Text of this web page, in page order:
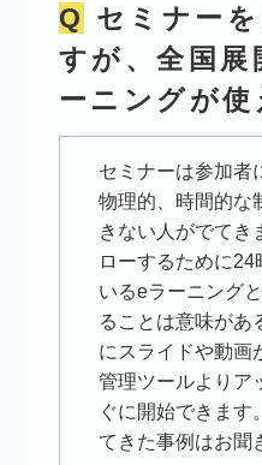
Q セミナー
すが、全国展
ーニングが使
セミナーは参加者
物理的、時間的な
きない人がでてき
ローするために
いるeラーニング
ることは意味があ
にスライドや動画
管理ツールよりア
ぐに開始できます
てきた事例はお聞